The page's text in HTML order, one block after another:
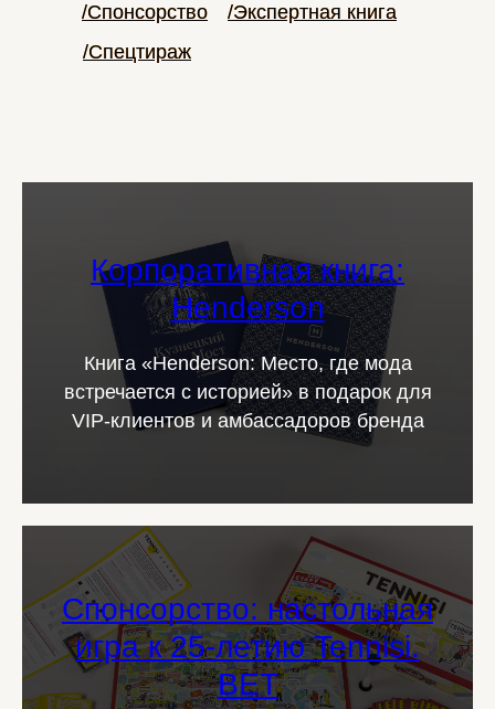
/Спонсорство /Экспертная книга
/Экспертная книга
/Спонсорство
/Спецтираж
/Спецтираж
Корпоративная книга:
Henderson
Книга «Henderson: Место, где мода
встречается с историей» в подарок для
VIP-клиентов и амбассадоров бренда
Cпонсорство: настольная
игра к 25-летию Tennisi.
BET